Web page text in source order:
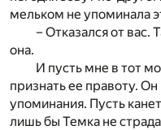
мельком не упоминала
– Отказался от вас.
она.
И пусть мне в тот
признать ее правоту.
упоминания. Пусть
лишь бы Темка не